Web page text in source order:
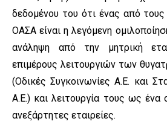
δεδομένου του ότι ένας από
ΟΑΣΑ είναι η λεγόμενη
ανάληψη από την μητρική
επιμέρους λειτουργιών των
(Οδικές Συγκοινωνίες Α.Ε. και
Α.Ε.) και λειτουργία τους ως ένα
ανεξάρτητες εταιρείες.